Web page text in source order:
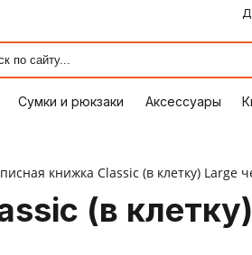
Сумки и рюкзаки Аксессуары
ПОДАРКИ
СУМКИ И
ЕДА, НАПИТКИ,
ОТДЫХ,
КОМИКСЫ
книжка Classic (в клетку) Large
(в